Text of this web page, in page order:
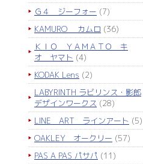
Ｇ４ ジーフォー (7)
KAMURO カムロ (36)
ＫＩＯ ＹＡＭＡＴＯ キ
オ ヤマト (4)
KODAK Lens (2)
LABYRINTH ラビリンス・影郎
デザインワークス (28)
LINE ART ラインアート (5)
OAKLEY オークリー (57)
PAS A PAS パサパ (11)